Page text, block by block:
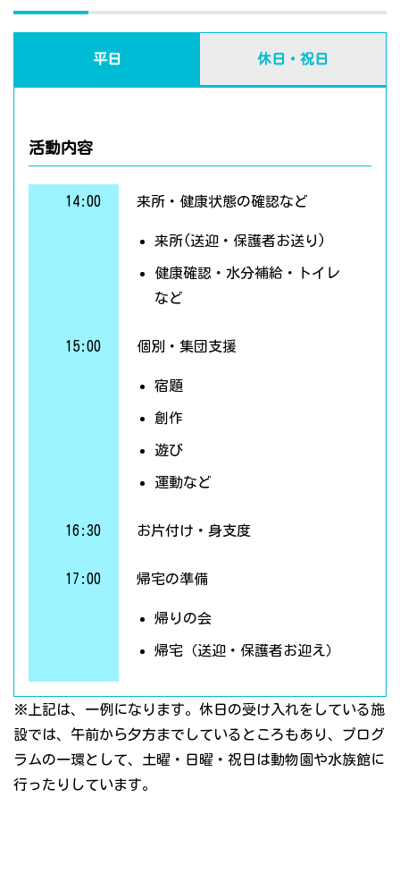
平日 休日・祝日
活動内容
14:00 来所・健康状態の確認など
来所(送迎・保護者お送り)
健康確認・水分補給・トイレ
など
15:00 個別・集団支援
宿題
創作
遊び
運動など
16:30 お片付け・身支度
17:00 帰宅の準備
帰りの会
帰宅（送迎・保護者お迎え）
※上記は、一例になります。休日の受け入れをしている施
設では、午前から夕方までしているところもあり、プログ
ラムの一環として、土曜・日曜・祝日は動物園や水族館に
行ったりしています。